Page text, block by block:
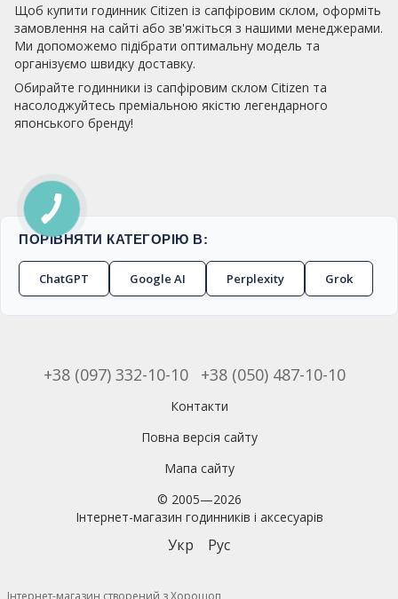
Щоб купити годинник Citizen із сапфіровим склом, оформіть
замовлення на сайті або зв'яжіться з нашими менеджерами.
Ми допоможемо підібрати оптимальну модель та
організуємо швидку доставку.
Обирайте годинники із сапфіровим склом Citizen та
насолоджуйтесь преміальною якістю легендарного
японського бренду!
ПОРІВНЯТИ КАТЕГОРІЮ В:
ChatGPT Google AI Perplexity Grok
+38 (097) 332-10-10 +38 (050) 487-10-10
Контакти
Повна версія сайту
Мапа сайту
© 2005—2026
Інтернет-магазин годинників і аксесуарів
Укр Рус
Інтернет-магазин створений з Хорошоп